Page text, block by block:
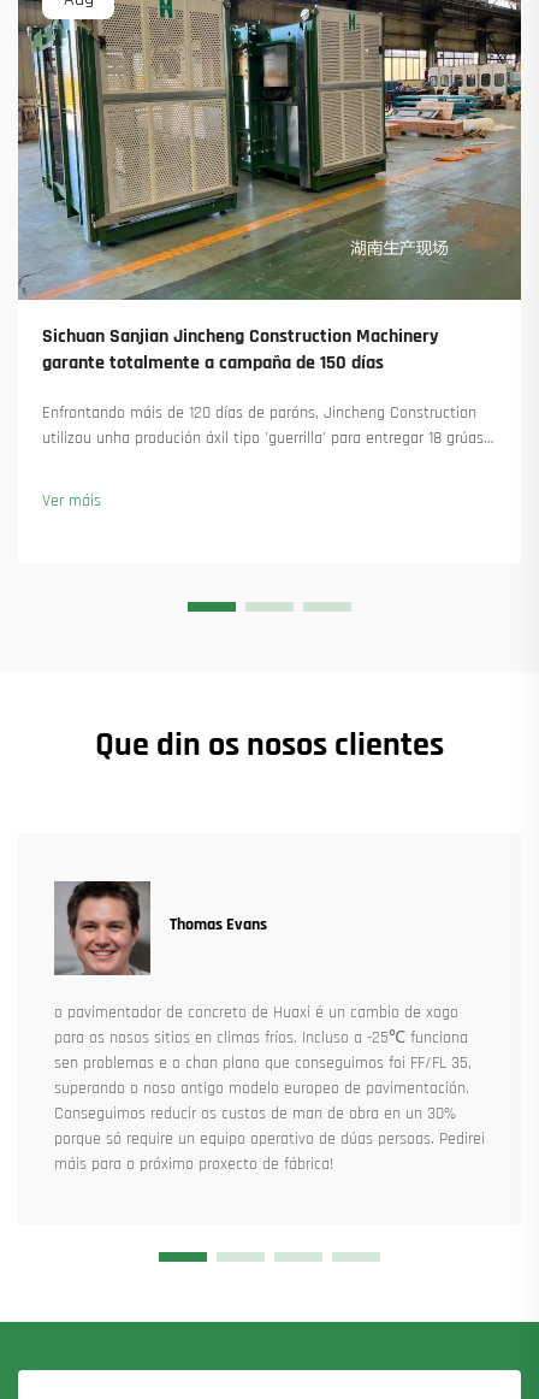
Sichuan Sanjian Jincheng Construction Machinery
garante totalmente a campaña de 150 días
Enfrontando máis de 120 días de paróns, Jincheng Construction
utilizou unha produción áxil tipo 'guerrilla' para entregar 18 grúas
manteu a produción en marcha. Saiba máis.
Ver máis
Que din os nosos clientes
Thomas Evans
o pavimentador de concreto de Huaxi é un cambio de xogo
para os nosos sitios en climas fríos. Incluso a -25℃ funciona
sen problemas e o chan plano que conseguimos foi FF/FL 35,
superando o noso antigo modelo europeo de pavimentación.
Conseguimos reducir os custos de man de obra en un 30%
porque só require un equipo operativo de dúas persoas. Pedirei
máis para o próximo proxecto de fábrica!